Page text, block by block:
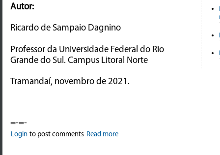
Autor:
Ricardo de Sampaio Dagnino
Professor da Universidade Federal do Rio
Grande do Sul. Campus Litoral Norte
Tramandaí, novembro de 2021.
=-=-
Login to post comments Read more